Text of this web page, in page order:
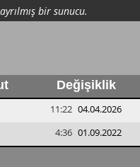
bir sunucu.
Değişiklik
11:22 04.04.2026
4:36 01.09.2022